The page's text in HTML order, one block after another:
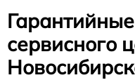
сервисного